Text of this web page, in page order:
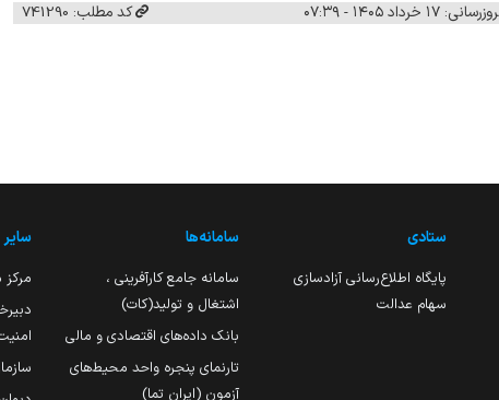
خرداد ۱۴۰۵ - ۰۷:۳۹ کد مطلب: 741290
ستادی
پایگاه اطلاع‌رسانی آزادسازی
سهام عدالت
سامانه‌ها
سامانه جامع کارآفرینی ،
اشتغال و تولید(کات)
بانک داده‌های اقتصادی و مالی
تارنمای پنجره واحد محیط‌های
آزمون (ایران تما)
سایر